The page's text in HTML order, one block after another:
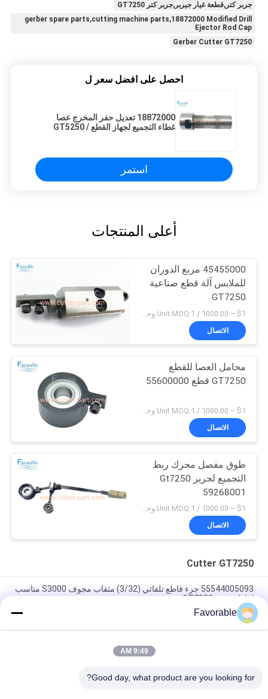
جربر كتر,قطعة غيار جيربر,جربر كتر GT7250
gerber spare parts,cutting machine parts,18872000 Modified Drill
Ejector Rod Cap
Gerber Cutter GT7250
احصل على افضل سعر ل
18872000 تعديل حفر المخرج عصا
غطاء التجميع لجهاز القطع GT5250 /
استمر
أعلى المنتجات
45455000 مربع الدوران
للملابس آلة قطع صناعية
GT7250
الاتصال
محامل العصا للقطع
GT7250 قطع 55600000
$1 – 1000.00 / Unit MOQ:1 وحدة/وحدات negociate
الاتصال
طوق مفصل محرك ربط
التجميع لجربر Gt7250
59268001
$1 – 1000.00 / Unit MOQ:1 وحدة/وحدات negociate
الاتصال
Cutter GT7250
55544005093 جزء قاطع تلقائي (3/32) مثقاب مجوف S3000 مناسب
لقاطع جربر GT7250
153500557
Favorable
9:49 AM
Good day, what product are you looking for?